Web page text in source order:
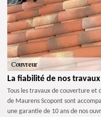
La fiabilité de nos
Tous les travaux de couverture et
de Maurens Scopont sont
une garantie de 10 ans de nos